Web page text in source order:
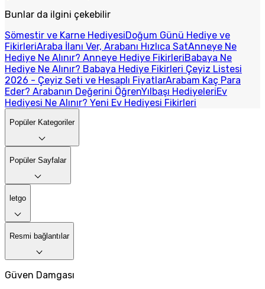
Bunlar da ilgini çekebilir
Sömestir ve Karne HediyesiDoğum Günü Hediye ve
FikirleriAraba İlanı Ver, Arabanı Hızlıca SatAnneye Ne
Hediye Ne Alınır? Anneye Hediye FikirleriBabaya Ne
Hediye Ne Alınır? Babaya Hediye Fikirleri Çeyiz Listesi
2026 - Çeyiz Seti ve Hesaplı FiyatlarArabam Kaç Para
Eder? Arabanın Değerini ÖğrenYılbaşı HediyeleriEv
Hediyesi Ne Alınır? Yeni Ev Hediyesi Fikirleri
Popüler Kategoriler
Popüler Sayfalar
letgo
Resmi bağlantılar
Güven Damgası